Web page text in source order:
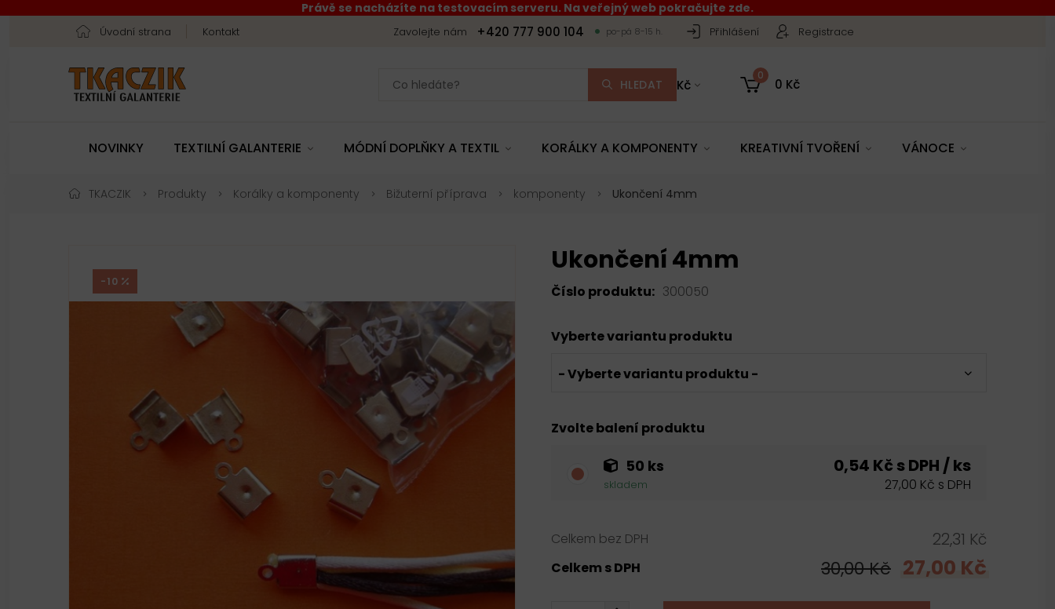
Právě se nacházíte na testovacím serveru. Na veřejný web pokračujte zde.
Úvodní strana Kontakt Zavolejte nám +420 777 900 104 po-pá 8-15 h. Přihlášení Registrace
HLEDAT Kč
0
0 Kč
NOVINKY TEXTILNÍ GALANTERIE MÓDNÍ DOPLŇKY A TEXTIL KORÁLKY A KOMPONENTY KREATIVNÍ TVOŘENÍ VÁNOCE
TKACZIK Produkty Korálky a komponenty Bižuterní příprava komponenty Ukončení 4mm
-10
Ukončení 4mm
Číslo produktu: 300050
Vyberte variantu produktu
- Vyberte variantu produktu -
Zvolte balení produktu
50 ks
skladem
0,54 Kč s DPH / ks
27,00 Kč s DPH
Celkem bez DPH 22,31 Kč
Celkem s DPH 30,00 Kč 27,00 Kč